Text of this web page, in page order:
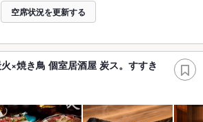
空席状況を更新する
×焼き鳥 個室居酒屋 炭ス。すすき